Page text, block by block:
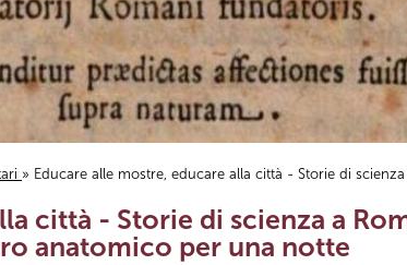
» Educare alle mostre, educare alla città - Storie di
città - Storie di scienza a
anatomico per una notte